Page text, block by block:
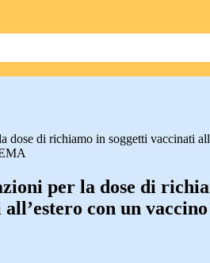
di richiamo in soggetti vaccinati
per la dose di
con un